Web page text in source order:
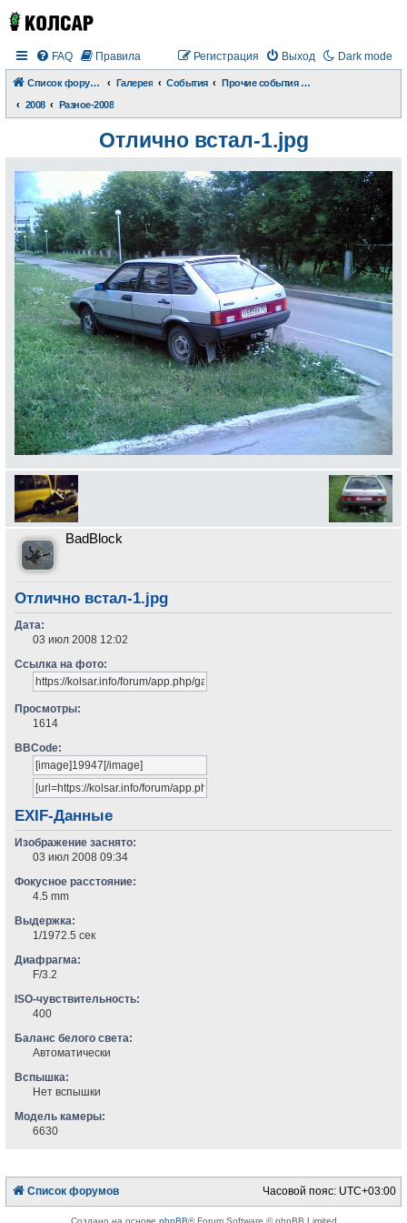
Dark mode
FAQ Правила Выход
Регистрация
Список форумов Галерея События
Прочие события и происшествия
2008
Разное-2008
Отлично встал-1.jpg
BadBlock
Отлично встал-1.jpg
Дата:
03 июл 2008 12:02
Ссылка на фото:
Просмотры:
1614
BBCode:
EXIF-Данные
Изображение заснято:
03 июл 2008 09:34
Фокусное расстояние:
4.5 mm
Выдержка:
1/1972.5 сек
Диафрагма:
F/3.2
ISO-чувствительность:
400
Баланс белого света:
Автоматически
Вспышка:
Нет вспышки
Модель камеры:
6630
Список форумов Часовой пояс: UTC+03:00
Создано на основе phpBB® Forum Software © phpBB Limited